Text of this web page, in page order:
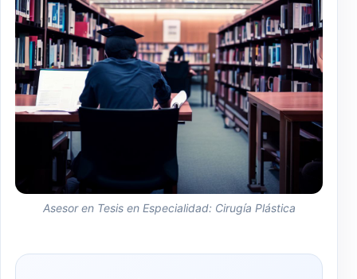
Asesor en Tesis en Especialidad: Cirugía Plástica